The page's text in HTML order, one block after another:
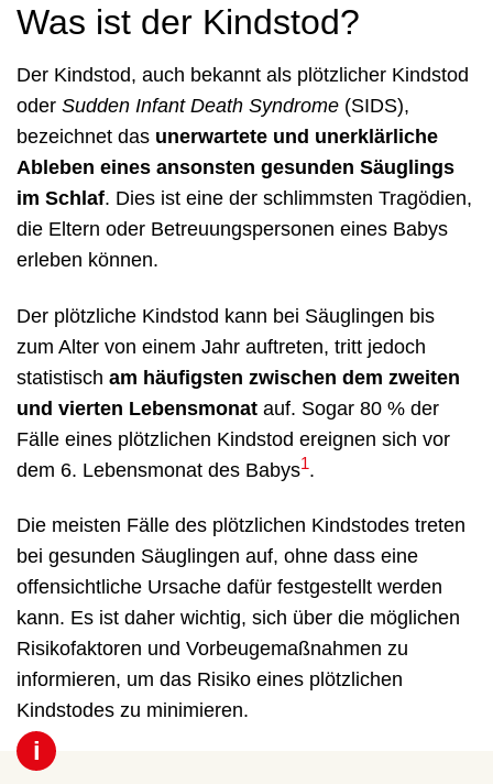
Was ist der Kindstod?
Der Kindstod, auch bekannt als plötzlicher Kindstod
oder Sudden Infant Death Syndrome (SIDS),
bezeichnet das unerwartete und unerklärliche
Ableben eines ansonsten gesunden Säuglings
im Schlaf. Dies ist eine der schlimmsten Tragödien,
die Eltern oder Betreuungspersonen eines Babys
erleben können.
Der plötzliche Kindstod kann bei Säuglingen bis
zum Alter von einem Jahr auftreten, tritt jedoch
statistisch am häufigsten zwischen dem zweiten
und vierten Lebensmonat auf. Sogar 80 % der
Fälle eines plötzlichen Kindstod ereignen sich vor
dem 6. Lebensmonat des Babys1.
Die meisten Fälle des plötzlichen Kindstodes treten
bei gesunden Säuglingen auf, ohne dass eine
offensichtliche Ursache dafür festgestellt werden
kann. Es ist daher wichtig, sich über die möglichen
Risikofaktoren und Vorbeugemaßnahmen zu
informieren, um das Risiko eines plötzlichen
Kindstodes zu minimieren.
i